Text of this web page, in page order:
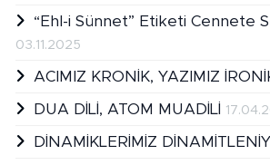
“Ehl-i Sünnet” Etiketi Cennete
03.11.2025
ACIMIZ KRONİK, YAZIMIZ
DUA DİLİ, ATOM MUADİLİ
DİNAMİKLERİMİZ